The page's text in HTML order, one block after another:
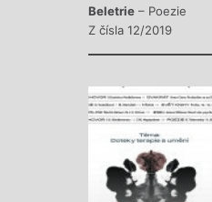
Beletrie – Poezie
Z čísla 12/2019